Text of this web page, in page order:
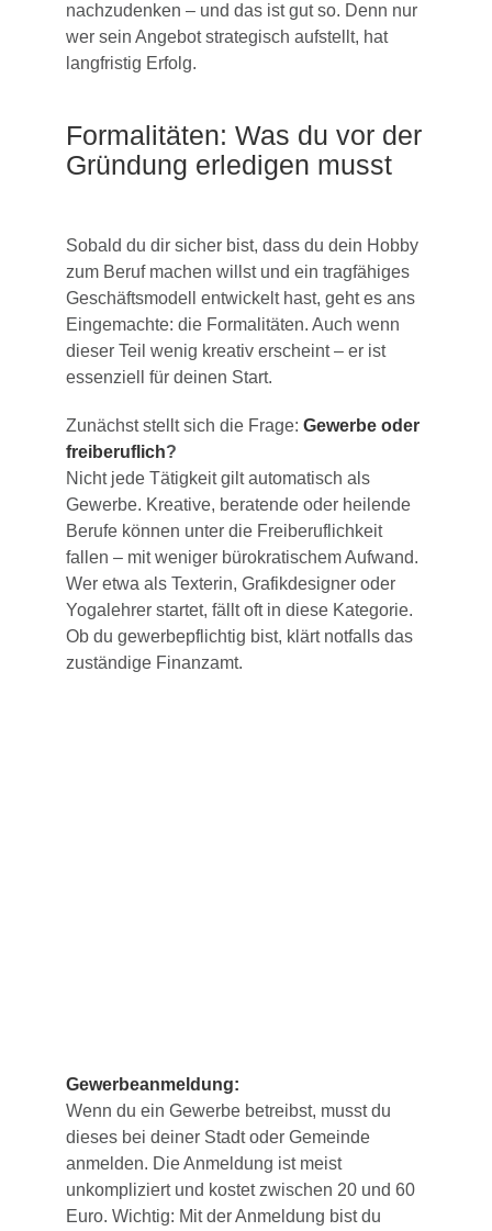
nachzudenken – und das ist gut so. Denn nur
wer sein Angebot strategisch aufstellt, hat
langfristig Erfolg.
Formalitäten: Was du vor der
Gründung erledigen musst
Sobald du dir sicher bist, dass du dein Hobby
zum Beruf machen willst und ein tragfähiges
Geschäftsmodell entwickelt hast, geht es ans
Eingemachte: die Formalitäten. Auch wenn
dieser Teil wenig kreativ erscheint – er ist
essenziell für deinen Start.
Zunächst stellt sich die Frage: Gewerbe oder
freiberuflich?
Nicht jede Tätigkeit gilt automatisch als
Gewerbe. Kreative, beratende oder heilende
Berufe können unter die Freiberuflichkeit
fallen – mit weniger bürokratischem Aufwand.
Wer etwa als Texterin, Grafikdesigner oder
Yogalehrer startet, fällt oft in diese Kategorie.
Ob du gewerbepflichtig bist, klärt notfalls das
zuständige Finanzamt.
Gewerbeanmeldung:
Wenn du ein Gewerbe betreibst, musst du
dieses bei deiner Stadt oder Gemeinde
anmelden. Die Anmeldung ist meist
unkompliziert und kostet zwischen 20 und 60
Euro. Wichtig: Mit der Anmeldung bist du